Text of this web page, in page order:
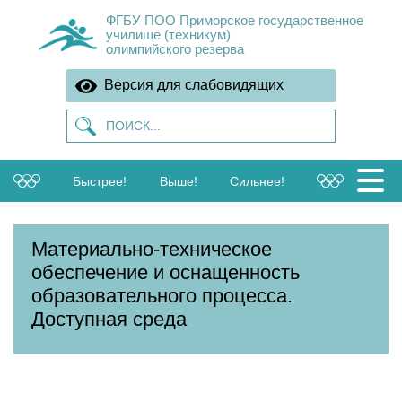
ФГБУ ПОО Приморское государственное
училище (техникум)
олимпийского резерва
Версия для слабовидящих
Быстрее! Выше! Сильнее!
Материально-техническое
обеспечение и оснащенность
образовательного процесса.
Доступная среда